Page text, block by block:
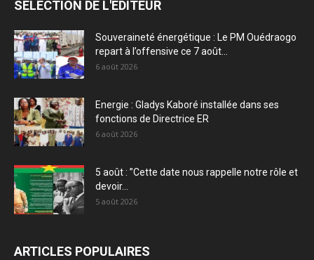
SÉLECTION DE L'EDITEUR
Souveraineté énergétique : Le PM Ouédraogo
repart à l’offensive ce 7 août...
6 août 2026
Energie : Gladys Kaboré installée dans ses
fonctions de Directrice ER
6 août 2026
5 août : ”Cette date nous rappelle notre rôle et
devoir...
5 août 2026
ARTICLES POPULAIRES